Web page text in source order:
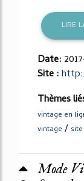
LIRE
Date:
Site :
Thèmes
vintage en
vintage /
Mode